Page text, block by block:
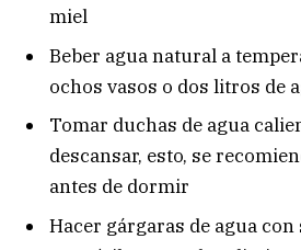
miel
Beber agua natural a
ochos vasos o dos litros de
Tomar duchas de agua
descansar, esto, se
antes de dormir
Hacer gárgaras de agua con